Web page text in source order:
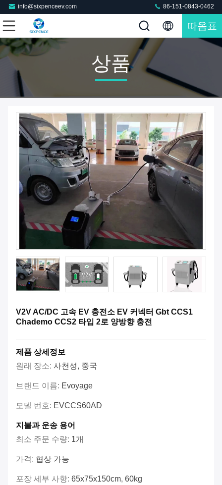
info@sixpenceev.com 86-151-0843-0462
따옴표
상품
V2V AC/DC 고속 EV 충전소 EV 커넥터 Gbt CCS1
Chademo CCS2 타입 2로 양방향 충전
제품 상세정보
원래 장소: 사천성, 중국
브랜드 이름: Evoyage
모델 번호: EVCCS60AD
지불과 운송 용어
최소 주문 수량: 1개
가격: 협상 가능
포장 세부 사항: 65x75x150cm, 60kg